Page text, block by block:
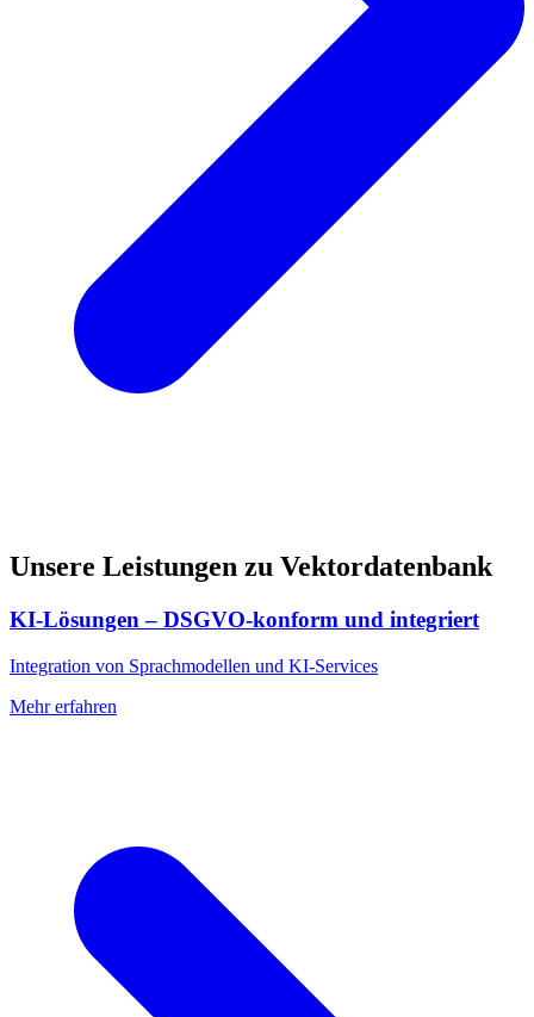
Unsere Leistungen zu Vektordatenbank
KI-Lösungen – DSGVO-konform und integriert
Integration von Sprachmodellen und KI-Services
Mehr erfahren